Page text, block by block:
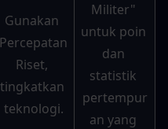
Gunakan
Percepatan
Riset,
tingkatkan
teknologi.
Militer"
untuk poin
dan
statistik
pertempur
an yang